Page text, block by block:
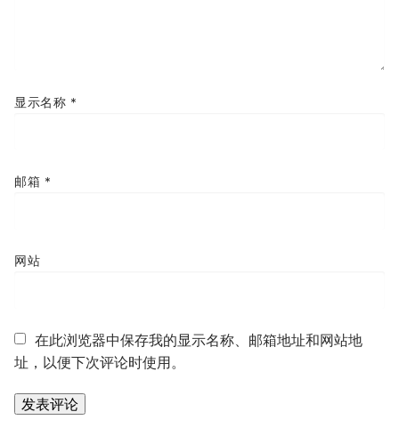
显示名称 *
邮箱 *
网站
在此浏览器中保存我的显示名称、邮箱地址和网站地
址，以便下次评论时使用。